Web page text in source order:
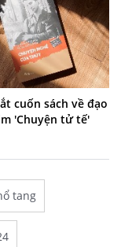
cuốn sách về đạo
'Chuyện tử tế'
tang